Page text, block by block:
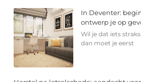
In Deventer:
ontwerp je op
Wil je dat iets
dan moet je eerst